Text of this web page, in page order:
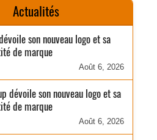
Actualités
son nouveau logo et sa
de marque
Août 6, 2026
dévoile son nouveau logo et sa
de marque
Août 6, 2026